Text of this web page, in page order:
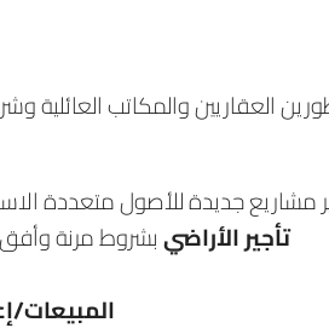
تأجير الأراضيبشروط مرنة وأفق
المبيعات/